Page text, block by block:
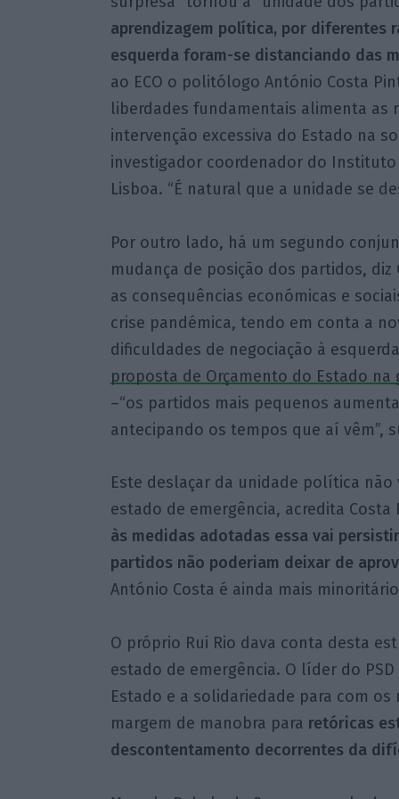
aprendizagem política, por diferentes
esquerda foram-se distanciando das
ao ECO o politólogo António Costa
liberdades fundamentais alimenta as
intervenção excessiva do Estado na
investigador coordenador do Instituto
Lisboa. “É natural que a unidade se
Por outro lado, há um segundo
mudança de posição dos partidos, diz
as consequências económicas e
crise pandémica, tendo em conta a
dificuldades de negociação à
proposta de Orçamento do Estado na
–“os partidos mais pequenos
antecipando os tempos que aí vêm”,
Este deslaçar da unidade política
estado de emergência, acredita Costa
às medidas adotadas essa vai persistir
partidos não poderiam deixar de
António Costa é ainda mais
O próprio Rui Rio dava conta desta
estado de emergência. O líder do
Estado e a solidariedade para com
margem de manobra para retóricas
descontentamento decorrentes da